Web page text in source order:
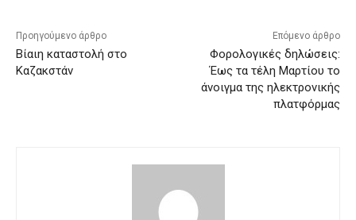
Προηγούμενο άρθρο
Βίαιη καταστολή στο
Καζακστάν
Επόμενο άρθρο
Φορολογικές δηλώσεις:
Έως τα τέλη Μαρτίου το
άνοιγμα της ηλεκτρονικής
πλατφόρμας